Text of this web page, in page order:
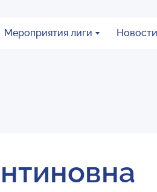
Мероприятия лиги Новости